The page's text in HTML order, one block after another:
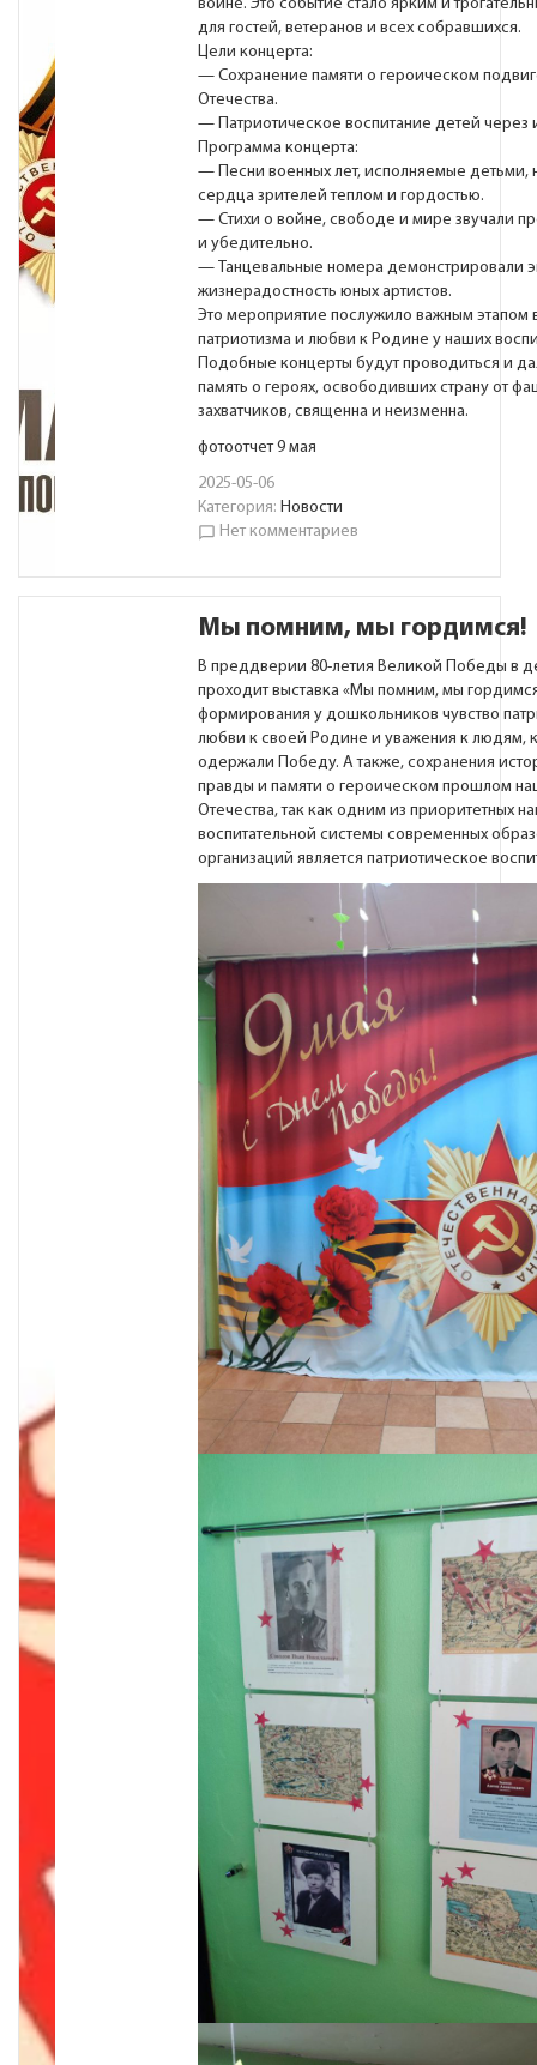
войне. Это событие стало ярким и
для гостей, ветеранов и всех собравшихся.
Цели концерта:
— Сохранение памяти о героическом
Отечества.
— Патриотическое воспитание детей через
Программа концерта:
— Песни военных лет, исполняемые детьми,
сердца зрителей теплом и гордостью.
— Стихи о войне, свободе и мире звучали
и убедительно.
— Танцевальные номера демонстрировали
жизнерадостность юных артистов.
Это мероприятие послужило важным этапом
патриотизма и любви к Родине у наших
Подобные концерты будут проводиться и
память о героях, освободивших страну от
захватчиков, священна и неизменна.
фотоотчет 9 мая
2025-05-06
Категория: Новости
chat_bubble_outline Нет комментариев
Мы помним, мы гордимся!
В преддверии 80-летия Великой Победы в
проходит выставка «Мы помним, мы
формирования у дошкольников чувство
любви к своей Родине и уважения к людям,
одержали Победу. А также, сохранения
правды и памяти о героическом прошлом
Отечества, так как одним из приоритетных
воспитательной системы современных
организаций является патриотическое